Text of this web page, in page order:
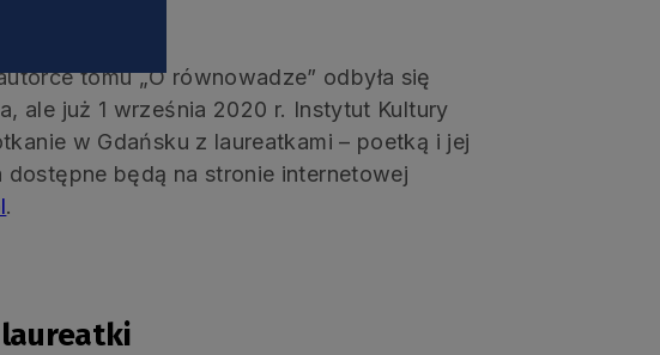
tomu „O równowadze” odbyła się
ale już 1 września 2020 r. Instytut Kultury
w Gdańsku z laureatkami – poetką i jej
dostępne będą na stronie internetowej
.
laureatki